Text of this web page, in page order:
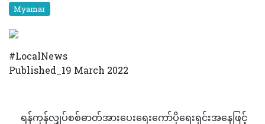
Myamar
#LocalNews
Published_19 March 2022
ရန်ကုန်လျှပ်စစ်ဓာတ်အားပေးရေးကော်ပိုရေးရှင်းအနေဖြင့်